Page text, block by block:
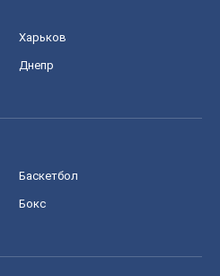
Харьков
Днепр
Баскетбол
Бокс